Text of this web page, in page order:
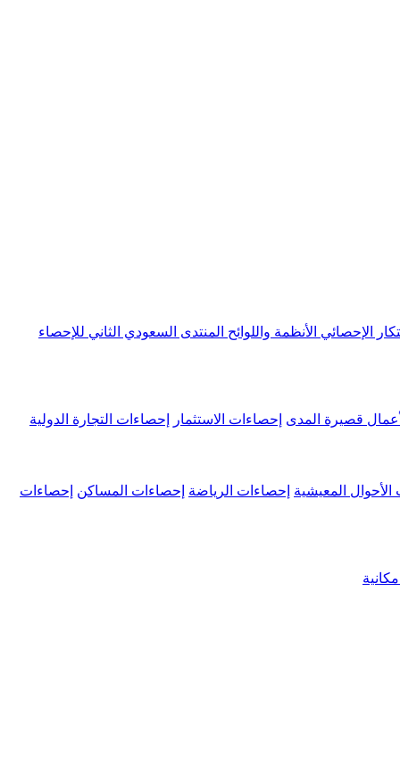
الإحصائي الأنظمة واللوائح المنتدى السعودي الثاني للإحصاء
قصيرة المدى إحصاءات الاستثمار إحصاءات التجارة الدولية
الأحوال المعيشية إحصاءات الرياضة إحصاءات المساكن إحصاءات